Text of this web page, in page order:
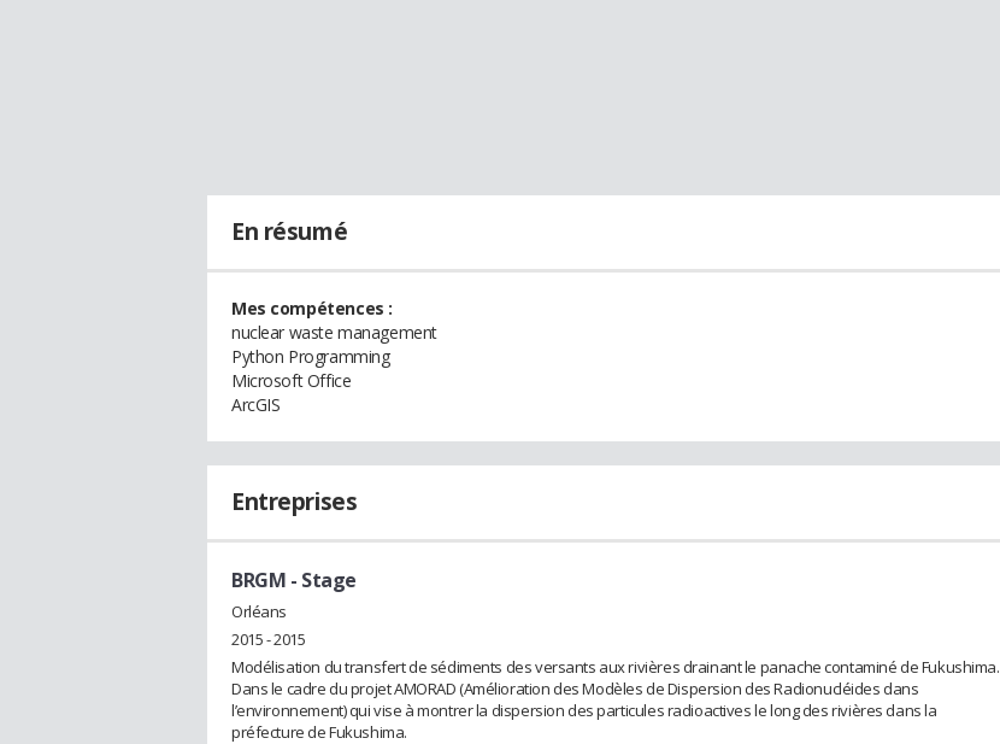
En résumé
Mes compétences :
nuclear waste management
Python Programming
Microsoft Office
ArcGIS
Entreprises
BRGM - Stage
Orléans
2015 - 2015
Modélisation du transfert de sédiments des versants aux rivières drainant le panache contaminé de Fukushima.
Dans le cadre du projet AMORAD (Amélioration des Modèles de Dispersion des Radionucléides dans
l’environnement) qui vise à montrer la dispersion des particules radioactives le long des rivières dans la
préfecture de Fukushima.